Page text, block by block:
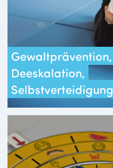
Gewaltprävention,
Deeskalation,
Selbstverteidigung